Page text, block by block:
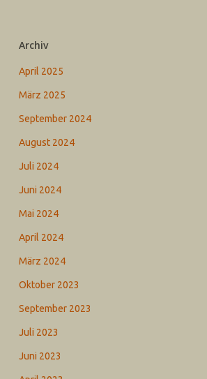
Archiv
April 2025
März 2025
September 2024
August 2024
Juli 2024
Juni 2024
Mai 2024
April 2024
März 2024
Oktober 2023
September 2023
Juli 2023
Juni 2023